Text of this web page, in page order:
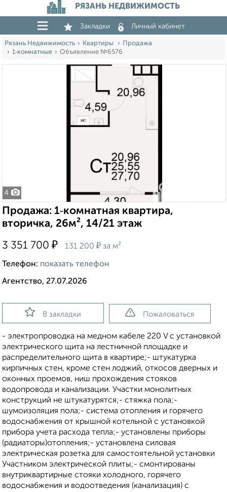
РЯЗАНЬ НЕДВИЖИМОСТЬ
Закладки Личный кабинет
Рязань Недвижимость Квартиры
Продажа
1‑комнатные
Объявление №6576
4
Продажа: 1‑комнатная квартира,
вторичка, 26м², 14/21 этаж
3 351 700 ₽ 131 200 ₽ за м²
Телефон: показать телефон
Агентство, 27.07.2026
В закладки Пожаловаться
- электропроводка на медном кабеле 220 V с установкой
электрического щита на лестничной площадке и
распределительного щита в квартире;- штукатурка
кирпичных стен, кроме стен лоджий, откосов дверных и
оконных проемов, ниш прохождения стояков
водопровода и канализации. Участки монолитных
конструкций не штукатурятся;- стяжка пола;-
шумоизоляция пола;- система отопления и горячего
водоснабжения от крышной котельной с установкой
прибора учета расхода тепла;- установлены приборы
(радиаторы)отопления;- установлена силовая
электрическая розетка для самостоятельной установки
Участником электрической плиты;- смонтированы
внутриквартирные стояки холодного, горячего
водоснабжения и водоотведения (канализация) с